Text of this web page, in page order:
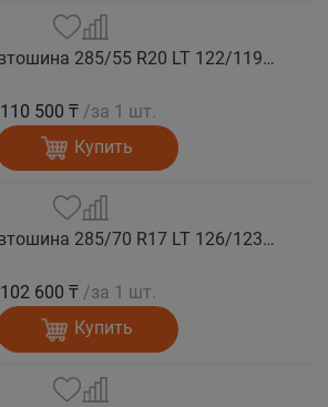
COMFORSER Автошина 285/55 R20 LT 122/119Q CF9000 R/T RWL 10PR лето
110 500 ₸ /за 1 шт.
Купить
COMFORSER Автошина 285/70 R17 LT 126/123Q CF9000 R/T RWL 10PR лето
102 600 ₸ /за 1 шт.
Купить